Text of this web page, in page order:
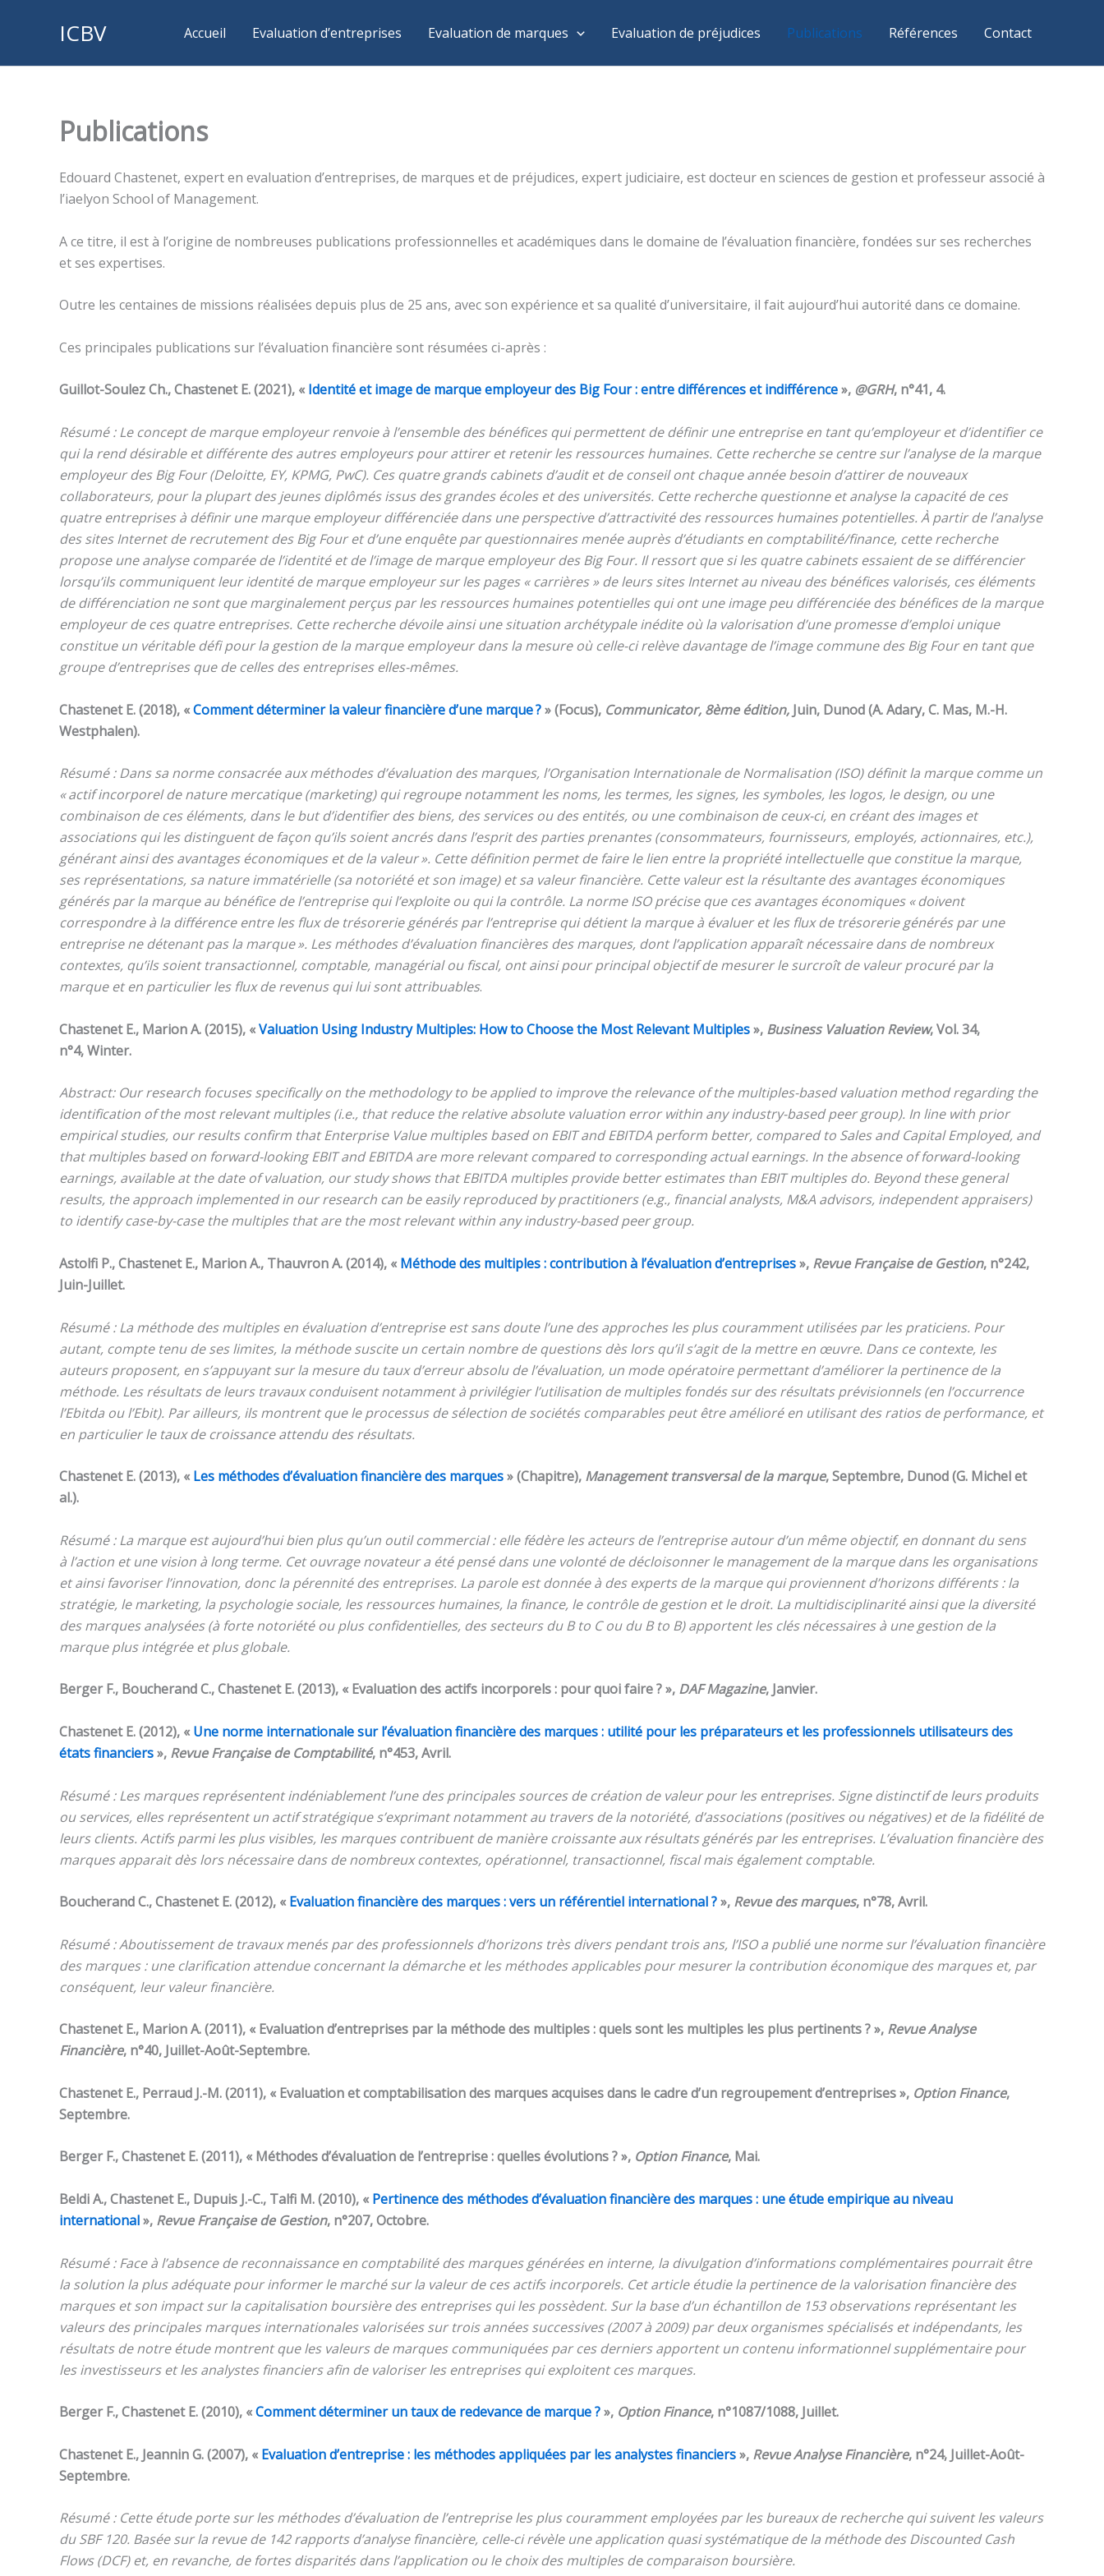
ICBV Accueil Evaluation d’entreprises Evaluation de marques Evaluation de préjudices Publications Références Contact
Publications
Edouard Chastenet, expert en evaluation d’entreprises, de marques et de préjudices, expert judiciaire, est docteur en sciences de gestion et professeur associé à
l’iaelyon School of Management.
A ce titre, il est à l’origine de nombreuses publications professionnelles et académiques dans le domaine de l’évaluation financière, fondées sur ses recherches
et ses expertises.
Outre les centaines de missions réalisées depuis plus de 25 ans, avec son expérience et sa qualité d’universitaire, il fait aujourd’hui autorité dans ce domaine.
Ces principales publications sur l’évaluation financière sont résumées ci-après :
Guillot-Soulez Ch., Chastenet E. (2021), « Identité et image de marque employeur des Big Four : entre différences et indifférence», @GRH, n°41, 4.
Résumé : Le concept de marque employeur renvoie à l’ensemble des bénéfices qui permettent de définir une entreprise en tant qu’employeur et d’identifier ce
qui la rend désirable et différente des autres employeurs pour attirer et retenir les ressources humaines. Cette recherche se centre sur l’analyse de la marque
employeur desBig Four(Deloitte, EY, KPMG, PwC). Ces quatre grands cabinets d’audit et de conseil ont chaque année besoin d’attirer de nouveaux
collaborateurs, pour la plupart des jeunes diplômés issus des grandes écoles et des universités. Cette recherche questionne et analyse la capacité de ces
quatre entreprises à définir une marque employeur différenciée dans une perspective d’attractivité des ressources humaines potentielles. À partir de l’analyse
des sites Internet de recrutement desBig Fouret d’une enquête par questionnaires menée auprès d’étudiants en comptabilité/finance, cette recherche
propose une analyse comparée de l’identité et de l’image de marque employeur desBig Four. Il ressort que si les quatre cabinets essaient de se différencier
lorsqu’ils communiquent leur identité de marque employeur sur les pages « carrières » de leurs sites Internet au niveau des bénéfices valorisés, ces éléments
de différenciation ne sont que marginalement perçus par les ressources humaines potentielles qui ont une image peu différenciée des bénéfices de la marque
employeur de ces quatre entreprises. Cette recherche dévoile ainsi une situation archétypale inédite où la valorisation d’une promesse d’emploi unique
constitue un véritable défi pour la gestion de la marque employeur dans la mesure où celle-ci relève davantage de l’image commune desBig Fouren tant que
groupe d’entreprises que de celles des entreprises elles-mêmes.
Chastenet E. (2018), «Comment déterminer la valeur financière d’une marque ?» (Focus), Communicator, 8ème édition, Juin, Dunod (A. Adary, C. Mas, M.-H.
Westphalen).
Résumé : Dans sa norme consacrée aux méthodes d’évaluation des marques, l’Organisation Internationale de Normalisation (ISO) définit la marque comme un
« actif incorporel de nature mercatique (marketing) qui regroupe notamment les noms, les termes, les signes, les symboles, les logos, le design, ou une
combinaison de ces éléments, dans le but d’identifier des biens, des services ou des entités, ou une combinaison de ceux-ci, en créant des images et
associations qui les distinguent de façon qu’ils soient ancrés dans l’esprit des parties prenantes (consommateurs, fournisseurs, employés, actionnaires, etc.),
générant ainsi des avantages économiques et de la valeur ». Cette définition permet de faire le lien entre la propriété intellectuelle que constitue la marque,
ses représentations, sa nature immatérielle (sa notoriété et son image) et sa valeur financière. Cette valeur est la résultante des avantages économiques
générés par la marque au bénéfice de l’entreprise qui l’exploite ou qui la contrôle. La norme ISO précise que ces avantages économiques « doivent
correspondre à la différence entre les flux de trésorerie générés par l’entreprise qui détient la marque à évaluer et les flux de trésorerie générés par une
entreprise ne détenant pas la marque ». Les méthodes d’évaluation financières des marques, dont l’application apparaît nécessaire dans de nombreux
contextes, qu’ils soient transactionnel, comptable, managérial ou fiscal, ont ainsi pour principal objectif de mesurer le surcroît de valeur procuré par la
marque et en particulier les flux de revenus qui lui sont attribuables.
Chastenet E., Marion A. (2015), «Valuation Using Industry Multiples: How to Choose the Most Relevant Multiples», Business Valuation Review, Vol. 34,
n°4, Winter.
Abstract: Our research focuses specifically on the methodology to be applied to improve the relevance of the multiples-based valuation method regarding the
identification of the most relevant multiples (i.e., that reduce the relative absolute valuation error within any industry-based peer group). In line with prior
empirical studies, our results confirm that Enterprise Value multiples based on EBIT and EBITDA perform better, compared to Sales and Capital Employed, and
that multiples based on forward-looking EBIT and EBITDA are more relevant compared to corresponding actual earnings. In the absence of forward-looking
earnings, available at the date of valuation, our study shows that EBITDA multiples provide better estimates than EBIT multiples do. Beyond these general
results, the approach implemented in our research can be easily reproduced by practitioners (e.g., financial analysts, M&A advisors, independent appraisers)
to identify case-by-case the multiples that are the most relevant within any industry-based peer group.
Astolfi P., Chastenet E., Marion A., Thauvron A. (2014), « Méthode des multiples : contribution à l’évaluation d’entreprises», Revue Française de Gestion, n°242,
Juin-Juillet.
Résumé : La méthode des multiples en évaluation d’entreprise est sans doute l’une des approches les plus couramment utilisées par les praticiens. Pour
autant, compte tenu de ses limites, la méthode suscite un certain nombre de questions dès lors qu’il s’agit de la mettre en œuvre. Dans ce contexte, les
auteurs proposent, en s’appuyant sur la mesure du taux d’erreur absolu de l’évaluation, un mode opératoire permettant d’améliorer la pertinence de la
méthode. Les résultats de leurs travaux conduisent notamment à privilégier l’utilisation de multiples fondés sur des résultats prévisionnels (en l’occurrence
l’Ebitda ou l’Ebit). Par ailleurs, ils montrent que le processus de sélection de sociétés comparables peut être amélioré en utilisant des ratios de performance, et
en particulier le taux de croissance attendu des résultats.
Chastenet E. (2013), « Les méthodes d’évaluation financière des marques» (Chapitre), Management transversal de la marque, Septembre, Dunod (G. Michel et
al.).
Résumé : La marque est aujourd’hui bien plus qu’un outil commercial : elle fédère les acteurs de l’entreprise autour d’un même objectif, en donnant du sens
à l’action et une vision à long terme. Cet ouvrage novateur a été pensé dans une volonté de décloisonner le management de la marque dans les organisations
et ainsi favoriser l’innovation, donc la pérennité des entreprises. La parole est donnée à des experts de la marque qui proviennent d’horizons différents : la
stratégie, le marketing, la psychologie sociale, les ressources humaines, la finance, le contrôle de gestion et le droit. La multidisciplinarité ainsi que la diversité
des marques analysées (à forte notoriété ou plus confidentielles, des secteurs du B to C ou du B to B) apportent les clés nécessaires à une gestion de la
marque plus intégrée et plus globale.
Berger F., Boucherand C., Chastenet E. (2013), « Evaluation des actifs incorporels : pour quoi faire ? », DAF Magazine, Janvier.
Chastenet E. (2012), « Une norme internationale sur l’évaluation financière des marques : utilité pour les préparateurs et les professionnels utilisateurs des
états financiers», Revue Française de Comptabilité, n°453, Avril.
Résumé : Les marques représentent indéniablement l’une des principales sources de création de valeur pour les entreprises. Signe distinctif de leurs produits
ou services, elles représentent un actif stratégique s’exprimant notamment au travers de la notoriété, d’associations (positives ou négatives) et de la fidélité de
leurs clients. Actifs parmi les plus visibles, les marques contribuent de manière croissante aux résultats générés par les entreprises. L’évaluation financière des
marques apparait dès lors nécessaire dans de nombreux contextes, opérationnel, transactionnel, fiscal mais également comptable.
Boucherand C., Chastenet E. (2012), « Evaluation financière des marques : vers un référentiel international ?», Revue des marques, n°78, Avril.
Résumé : Aboutissement de travaux menés par des professionnels d’horizons très divers pendant trois ans, l’ISO a publié une norme sur l’évaluation financière
des marques : une clarification attendue concernant la démarche et les méthodes applicables pour mesurer la contribution économique des marques et, par
conséquent, leur valeur financière.
Chastenet E., Marion A. (2011), « Evaluation d’entreprises par la méthode des multiples : quels sont les multiples les plus pertinents ? », Revue Analyse
Financière, n°40, Juillet-Août-Septembre.
Chastenet E., Perraud J.-M. (2011), « Evaluation et comptabilisation des marques acquises dans le cadre d’un regroupement d’entreprises », Option Finance,
Septembre.
Berger F., Chastenet E. (2011), « Méthodes d’évaluation de l’entreprise : quelles évolutions ? », Option Finance, Mai.
Beldi A., Chastenet E., Dupuis J.-C., Talfi M. (2010), « Pertinence des méthodes d’évaluation financière des marques : une étude empirique au niveau
international», Revue Française de Gestion, n°207, Octobre.
Résumé : Face à l’absence de reconnaissance en comptabilité des marques générées en interne, la divulgation d’informations complémentaires pourrait être
la solution la plus adéquate pour informer le marché sur la valeur de ces actifs incorporels. Cet article étudie la pertinence de la valorisation financière des
marques et son impact sur la capitalisation boursière des entreprises qui les possèdent. Sur la base d’un échantillon de 153 observations représentant les
valeurs des principales marques internationales valorisées sur trois années successives (2007 à 2009) par deux organismes spécialisés et indépendants, les
résultats de notre étude montrent que les valeurs de marques communiquées par ces derniers apportent un contenu informationnel supplémentaire pour
les investisseurs et les analystes financiers afin de valoriser les entreprises qui exploitent ces marques.
Berger F., Chastenet E. (2010), «Comment déterminer un taux de redevance de marque ?», Option Finance, n°1087/1088, Juillet.
Chastenet E., Jeannin G. (2007), « Evaluation d’entreprise : les méthodes appliquées par les analystes financiers», Revue Analyse Financière, n°24, Juillet-Août-
Septembre.
Résumé : Cette étude porte sur les méthodes d’évaluation de l’entreprise les plus couramment employées par les bureaux de recherche qui suivent les valeurs
du SBF 120. Basée sur la revue de 142 rapports d’analyse financière, celle-ci révèle une application quasi systématique de la méthode des Discounted Cash
Flows (DCF) et, en revanche, de fortes disparités dans l’application ou le choix des multiples de comparaison boursière.